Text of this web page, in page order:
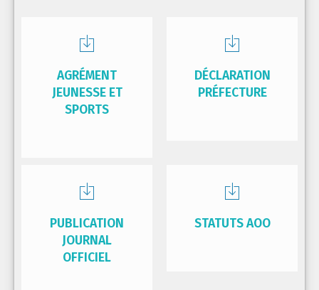
AGRÉMENT
JEUNESSE ET
SPORTS
DÉCLARATION
PRÉFECTURE
PUBLICATION
JOURNAL
OFFICIEL
STATUTS AOO